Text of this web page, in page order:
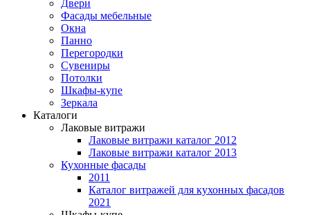
Двери
Фасады мебельные
Окна
Панно
Перегородки
Сувениры
Потолки
Шкафы-купе
Зеркала
Каталоги
Лаковые витражи
Лаковые витражи каталог 2012
Лаковые витражи каталог 2013
Кухонные фасады
2011
Каталог витражей для кухонных фасадов
2021